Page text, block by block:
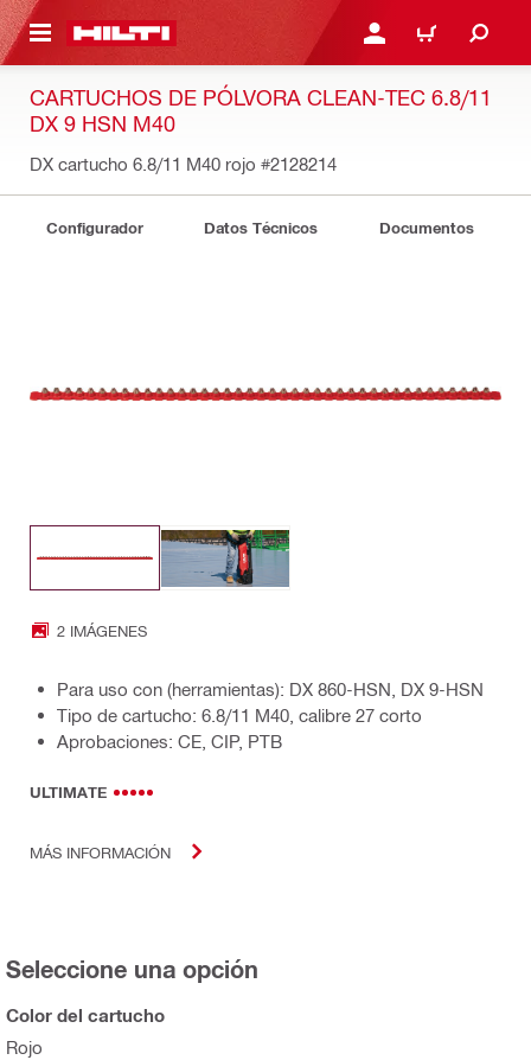
PRINCIPAL INICIE SESIÓN O
CARRITO
CARTUCHOS DE PÓLVORA CLEAN-TEC 6.8/11
DX 9 HSN M40
DX cartucho 6.8/11 M40 rojo #2128214
Configurador Datos Técnicos Documentos
2 IMÁGENES
Para uso con (herramientas): DX 860-HSN, DX 9-HSN
Tipo de cartucho: 6.8/11 M40, calibre 27 corto
Aprobaciones: CE, CIP, PTB
ULTIMATE
MÁS INFORMACIÓN
Seleccione una opción
Color del cartucho
Rojo